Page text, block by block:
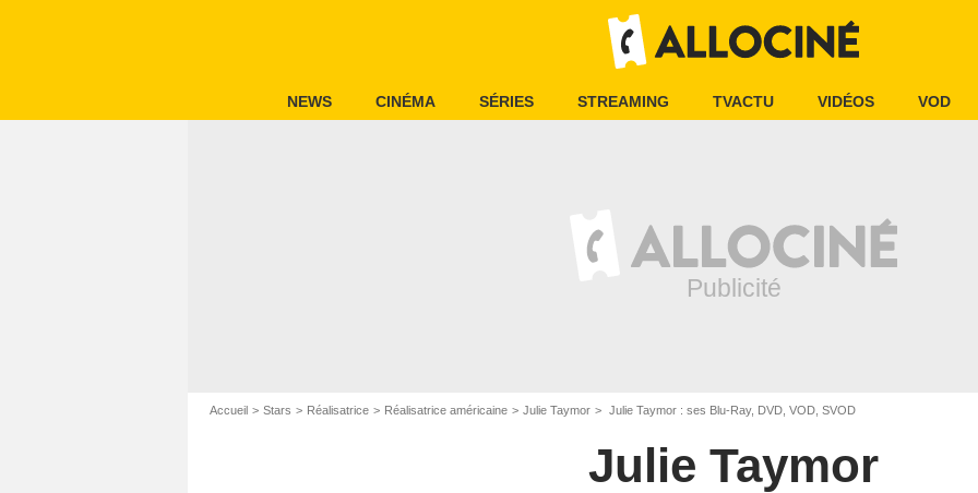
NEWS CINÉMA SÉRIES STREAMING TVACTU VIDÉOS VOD
Accueil Stars Réalisatrice Réalisatrice américaine Julie Taymor Julie Taymor : ses Blu-Ray, DVD, VOD, SVOD
Julie Taymor